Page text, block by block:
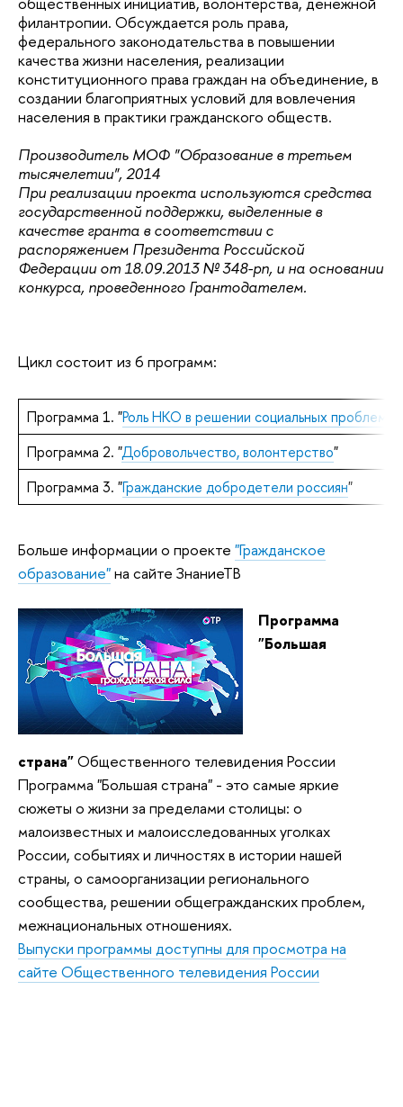
филантропии. Обсуждается роль права,
федерального законодательства в повышении
качества жизни населения, реализации
конституционного права граждан на объединение, в
создании благоприятных условий для вовлечения
населения в практики гражданского обществ.
Производитель МОФ "Образование в третьем
тысячелетии", 2014
При реализации проекта используются средства
государственной поддержки, выделенные в
качестве гранта в соответствии с
распоряжением Президента Российской
Федерации от 18.09.2013 № 348-рп, и на основании
конкурса, проведенного Грантодателем.
Цикл состоит из 6 программ:
Программа 1. "Роль НКО в решении социальных проблем
Программа 2. "Добровольчество, волонтерство"
Программа 3. "Гражданские добродетели россиян"
Больше информации о проекте "Гражданское
образование"на сайте ЗнаниеТВ
Программа
"Большая
страна"Общественного телевидения России
Программа "Большая страна" - это самые яркие
сюжеты о жизни за пределами столицы: о
малоизвестных и малоисследованных уголках
России, событиях и личностях в истории нашей
страны, о самоорганизации регионального
сообщества, решении общегражданских проблем,
межнациональных отношениях.
Выпуски программы доступны для просмотра на
сайте Общественного телевидения России